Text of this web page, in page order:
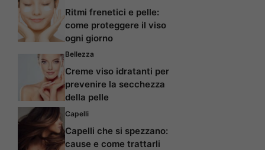
Ritmi frenetici e pelle:
come proteggere il viso
ogni giorno
Bellezza
Creme viso idratanti per
prevenire la secchezza
della pelle
Capelli
Capelli che si spezzano:
cause e come trattarli